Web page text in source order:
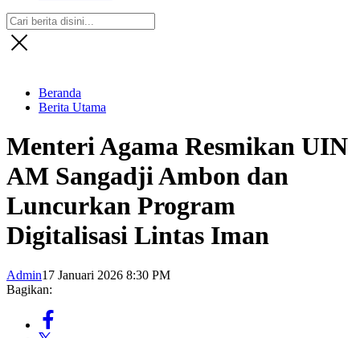
Beranda
Berita Utama
Menteri Agama Resmikan UIN
AM Sangadji Ambon dan
Luncurkan Program
Digitalisasi Lintas Iman
Admin17 Januari 2026 8:30 PM
Bagikan: